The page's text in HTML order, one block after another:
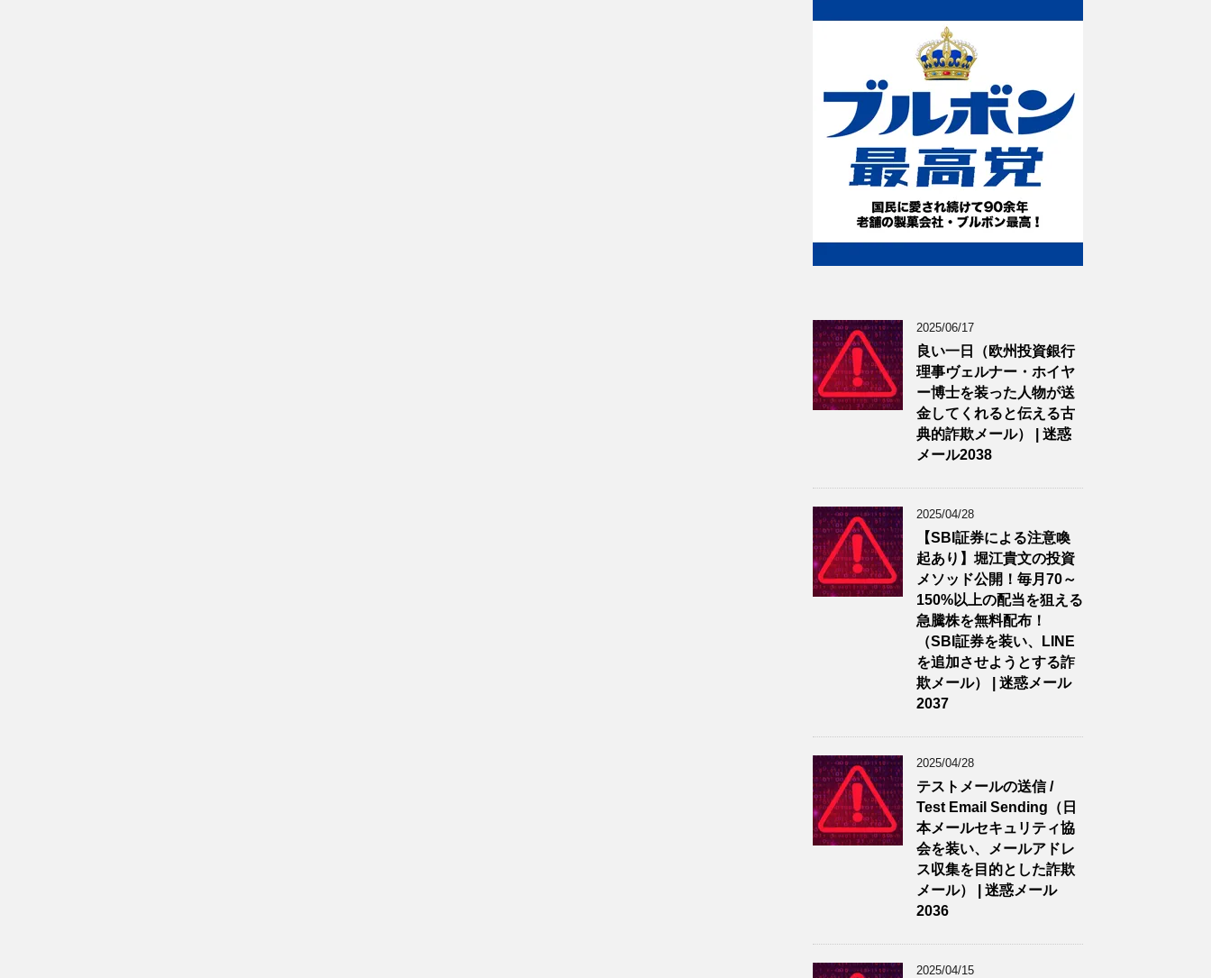
2025/06/17
良い一日（欧州投資銀行
理事ヴェルナー・ホイヤ
ー博士を装った人物が送
金してくれると伝える古
典的詐欺メール） | 迷惑
メール2038
2025/04/28
【SBI証券による注意喚
起あり】堀江貴文の投資
メソッド公開！毎月70～
150%以上の配当を狙える
急騰株を無料配布！
（SBI証券を装い、LINE
を追加させようとする詐
欺メール） | 迷惑メール
2037
2025/04/28
テストメールの送信 /
Test Email Sending（日
本メールセキュリティ協
会を装い、メールアドレ
ス収集を目的とした詐欺
メール） | 迷惑メール
2036
2025/04/15